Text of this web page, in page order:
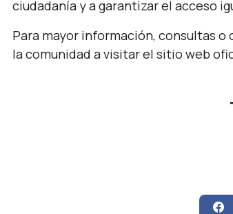
ciudadanía y a garantizar el acceso
Para mayor información, consultas
la comunidad a visitar el sitio web